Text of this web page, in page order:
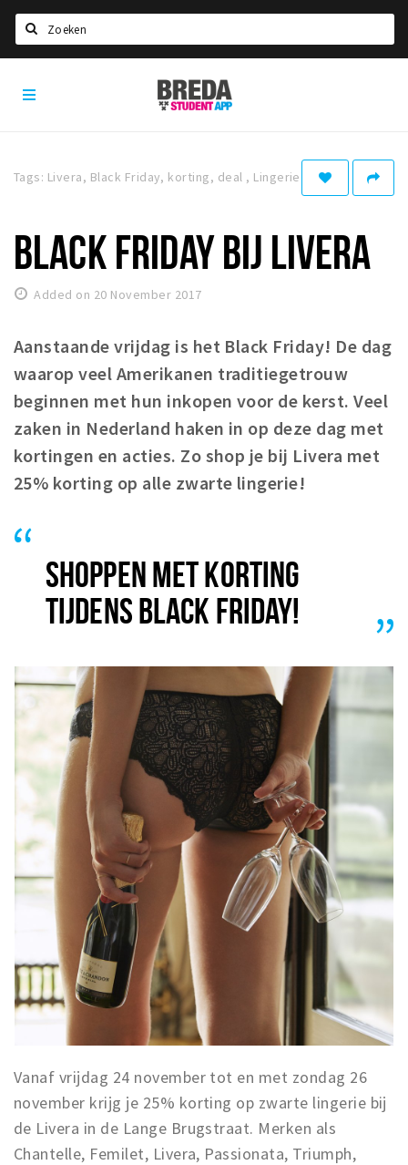
HOME
Student council
LIVING IN BREDA
Housing
Registering municipality
General practitioner and first aid
Breda Student Shop
Spin the wheel!
SportS
News
Agenda
Sights
Museums, theatres & stages
Trips & activities
Student routes
Nature
Party pics
Restaurants
Bars
Hotels
Shopping areas
Deals
Parking
Breda
Student
Tags: Livera, Black Friday, korting, deal , Lingerie
BLACK FRIDAY BIJ LIVERA
Added on 20 November 2017
Aanstaande vrijdag is het Black Friday! De dag
waarop veel Amerikanen traditiegetrouw
beginnen met hun inkopen voor de kerst. Veel
zaken in Nederland haken in op deze dag met
kortingen en acties. Zo shop je bij Livera met
25% korting op alle zwarte lingerie!
SHOPPEN MET KORTING
TIJDENS BLACK FRIDAY!
Vanaf vrijdag 24 november tot en met zondag 26
november krijg je 25% korting op zwarte lingerie bij
de Livera in de Lange Brugstraat. Merken als
Chantelle, Femilet, Livera, Passionata, Triumph,